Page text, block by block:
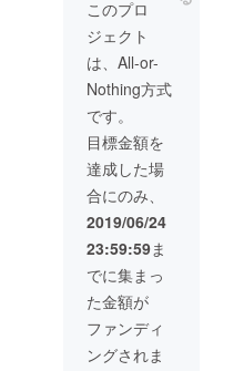
映像
DVD（
パッ
ケージ
無し）
（オン
ライン
上で
データ
納品）
● 映画
ポス
ター ※
画像は
イメー
ジで
す。 ●
映画特
映画
「今日
もどこ
かで馬
は生ま
レン
ダー
※2020
年度版
となり
ます。
● 映画
本編
DVD（
パッ
ケージ
あり）
● 本編
このプロ
ジェクト
は、All-or-
Nothing方式
です。
目標金額を
達成した場
合にのみ、
2019/06/24
23:59:59ま
でに集まっ
た金額が
ファンディ
ングされま